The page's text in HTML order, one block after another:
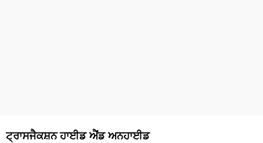
ਟ੍ਰਾਸਜੈਕਸ਼ਨ ਹਾਈਡ ਐਂਡ ਅਨਹਾਈਡ